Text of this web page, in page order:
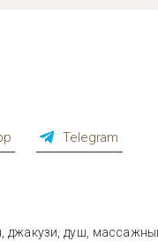
Telegram
джакузи, душ,